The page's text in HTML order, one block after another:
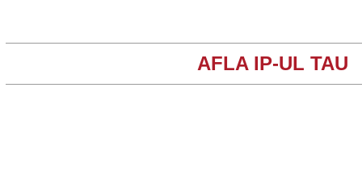
AFLA IP-UL TAU